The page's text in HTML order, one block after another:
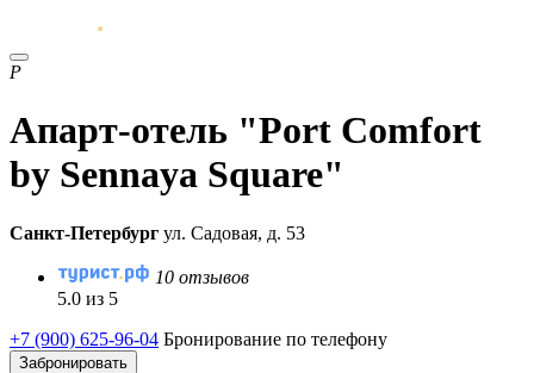
P
Апарт-отель "Port Comfort
by Sennaya Square"
Санкт-Петербург ул. Садовая, д. 53
10 отзывов
5.0 из 5
+7 (900) 625-96-04 Бронирование по телефону
Забронировать